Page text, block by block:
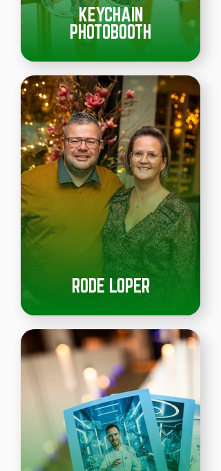
KEYCHAIN
PHOTOBOOTH
RODE LOPER